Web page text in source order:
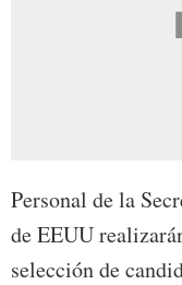
Personal de la
de EEUU
selección de